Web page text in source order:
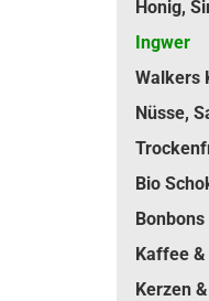
Honig,
Ingwer
Walkers
Nüsse,
Bio
Kaffee
Kerzen